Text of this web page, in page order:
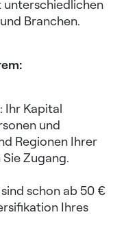
unterschiedlichen
Branchen.
: Ihr Kapital
und
Regionen Ihrer
Zugang.
sind schon ab 50 €
Ihres